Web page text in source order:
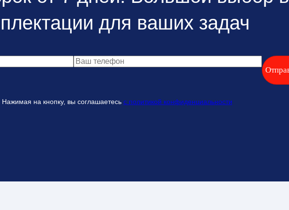
для ваших задач
Нажимая на кнопку, вы соглашаетесь с политикой конфиденциальности